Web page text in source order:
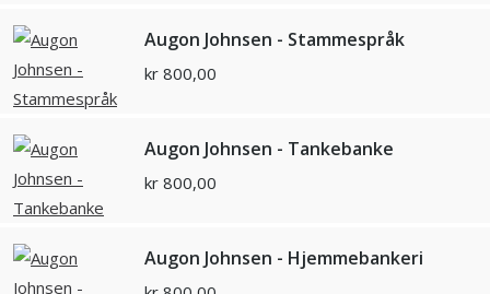
Augon Johnsen - Stammespråk
kr 800,00
Augon Johnsen - Tankebanke
kr 800,00
Augon Johnsen - Hjemmebankeri